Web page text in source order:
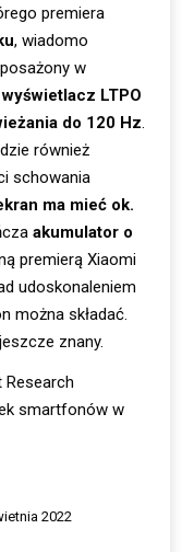
premiera
, wiadomo
w
wyświetlacz LTPO
do 120 Hz.
również
schowania
ma mieć ok.
akumulator o
premierą Xiaomi
udoskonaleniem
można składać.
znany.
smartfonów w
2022